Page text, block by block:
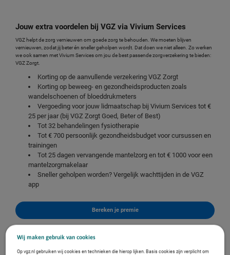
Jouw extra voordelen bij VGZ via Vivium Services
VGZ helpt de zorg vernieuwen om goede zorg te behouden. We moeten blijven
vernieuwen, zodat jij beter én sneller geholpen wordt. Dat doen we niet alleen. Zo werken
we ook samen met Vivium Services om jou de best passende zorgverzekering te bieden:
VGZ Zorgt.
Korting op de aanvullende verzekering VGZ Zorgt
Korting op beweeg- en gezondheidsproducten zoals
wandelschoenen of bloeddrukmeters
Vergoeding voor jouw lidmaatschap bij Vivium Services tot €
25 per jaar (bij VGZ Zorgt Goed, Beter of Best)
Tot 32 behandelingen fysiotherapie
Tot € 700 persoonlijk gezondheidsbudget voor cursussen en
trainingen
Tot 25 dagen vervangende mantelzorg en tot € 1000 voor een
mantelzorgmakelaar
Sneller geholpen worden? Vergelijk wachttijden in de VGZ
app
Bereken je premie
Wij maken gebruik van cookies
Op vgz.nl gebruiken wij cookies en technieken die hierop lijken. Basis cookies zijn verplicht om